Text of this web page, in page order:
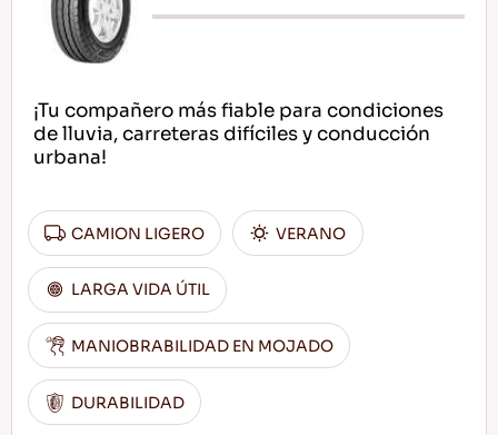
¡Tu compañero más fiable para condiciones
de lluvia, carreteras difíciles y conducción
urbana!
CAMION LIGERO VERANO
LARGA VIDA ÚTIL
MANIOBRABILIDAD EN MOJADO
DURABILIDAD